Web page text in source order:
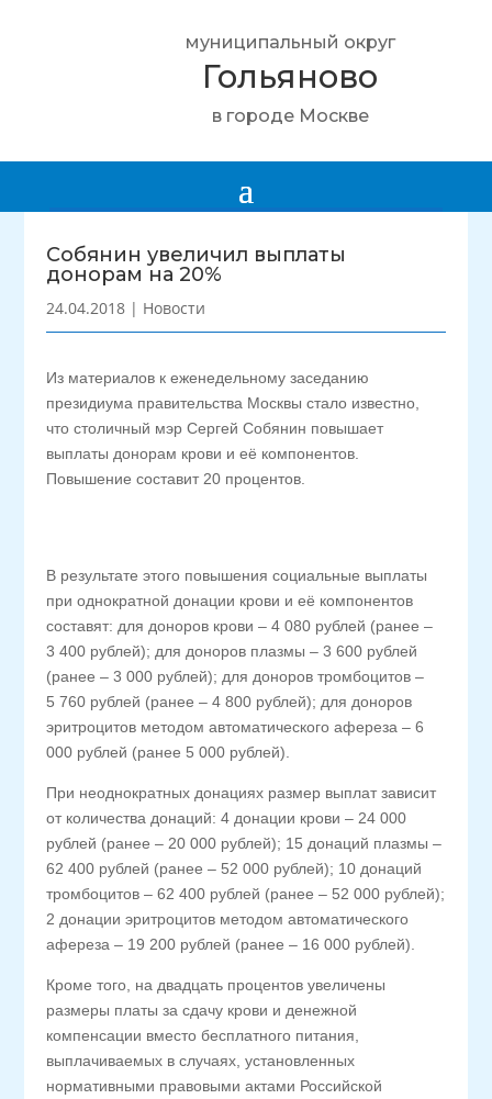
муниципальный округ
Гольяново
в городе Москве
Собянин увеличил выплаты
донорам на 20%
24.04.2018 | Новости
Из материалов к еженедельному заседанию
президиума правительства Москвы стало известно,
что столичный мэр Сергей Собянин повышает
выплаты донорам крови и её компонентов.
Повышение составит 20 процентов.
В результате этого повышения социальные выплаты
при однократной донации крови и её компонентов
составят: для доноров крови – 4 080 рублей (ранее –
3 400 рублей); для доноров плазмы – 3 600 рублей
(ранее – 3 000 рублей); для доноров тромбоцитов –
5 760 рублей (ранее – 4 800 рублей); для доноров
эритроцитов методом автоматического афереза – 6
000 рублей (ранее 5 000 рублей).
При неоднократных донациях размер выплат зависит
от количества донаций: 4 донации крови – 24 000
рублей (ранее – 20 000 рублей); 15 донаций плазмы –
62 400 рублей (ранее – 52 000 рублей); 10 донаций
тромбоцитов – 62 400 рублей (ранее – 52 000 рублей);
2 донации эритроцитов методом автоматического
афереза – 19 200 рублей (ранее – 16 000 рублей).
Кроме того, на двадцать процентов увеличены
размеры платы за сдачу крови и денежной
компенсации вместо бесплатного питания,
выплачиваемых в случаях, установленных
нормативными правовыми актами Российской